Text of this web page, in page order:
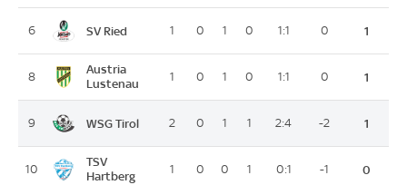
6 SV Ried 1 0 1 0 1:1 0 1
8
Austria
Lustenau
1 0 1 0 1:1 0 1
9 WSG Tirol 2 0 1 1 2:4 -2 1
10
TSV
Hartberg
1 0 0 1 0:1 -1 0